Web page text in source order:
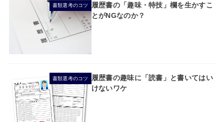
書類選考のコツ
履歴書の「趣味・特技」欄を生かすこ
とがNGなのか？
書類選考のコツ
履歴書の趣味に「読書」と書いてはい
けないワケ